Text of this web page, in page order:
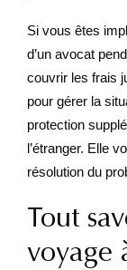
Si vous êtes
d’un avocat
couvrir les frais
pour gérer la
protection
l’étranger. Elle
résolution du
Tout
voyage